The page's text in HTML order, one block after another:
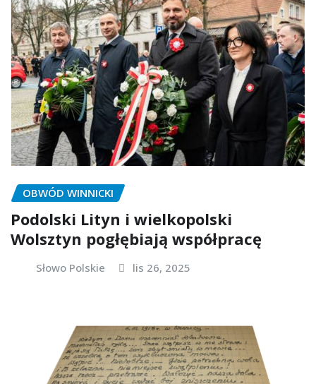
OBWÓD WINNICKI
Podolski Lityn i wielkopolski
Wolsztyn pogłębiają współpracę
Słowo Polskie lis 26, 2025